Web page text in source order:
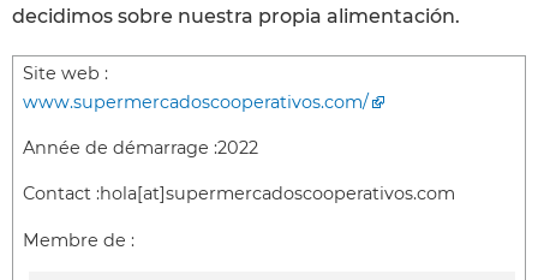
decidimos sobre nuestra propia alimentación.
Site web :
www.supermercadoscooperativos.com/
Année de démarrage :2022
Contact :hola[at]supermercadoscooperativos.com
Membre de :